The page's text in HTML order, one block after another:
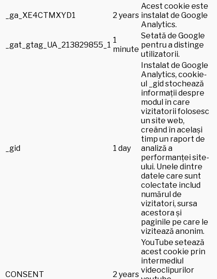
_ga_XE4CTMXYD1 2 years
Acest cookie este
instalat de Google
Analytics.
_gat_gtag_UA_213829855_1
1
minute
Setată de Google
pentru a distinge
utilizatorii.
_gid 1 day
Instalat de Google
Analytics, cookie-
ul _gid stochează
informații despre
modul în care
vizitatorii folosesc
un site web,
creând în același
timp un raport de
analiză a
performanței site-
ului. Unele dintre
datele care sunt
colectate includ
numărul de
vizitatori, sursa
acestora și
paginile pe care le
vizitează anonim.
CONSENT 2 years
YouTube setează
acest cookie prin
intermediul
videoclipurilor